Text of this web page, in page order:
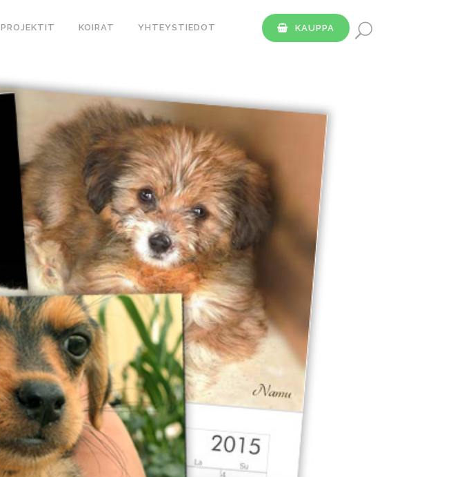
PROJEKTIT KOIRAT YHTEYSTIEDOT KAUPPA